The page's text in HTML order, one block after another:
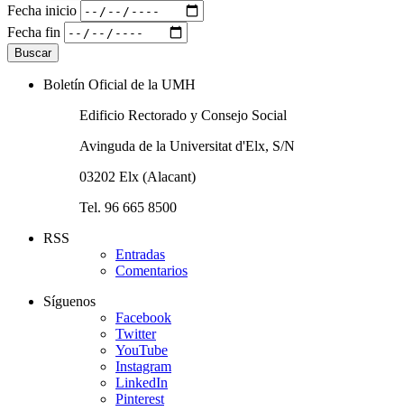
Fecha inicio
Fecha fin
Boletín Oficial de la UMH
Edificio Rectorado y Consejo Social
Avinguda de la Universitat d'Elx, S/N
03202 Elx (Alacant)
Tel. 96 665 8500
RSS
Entradas
Comentarios
Síguenos
Facebook
Twitter
YouTube
Instagram
LinkedIn
Pinterest